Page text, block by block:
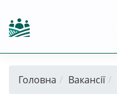
Головна Вакансії